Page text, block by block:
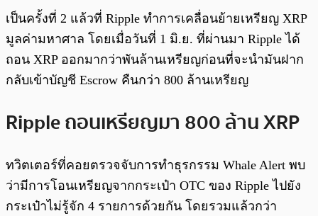
เป็นครั้งที่ 2 แล้วที่ Ripple ทำการเคลื่อนย้ายเหรียญ XRP
มูลค่ามหาศาล โดยเมื่อวันที่ 1 มิ.ย. ที่ผ่านมา Ripple ได้
ถอน XRP ออกมากว่าพันล้านเหรียญก่อนที่จะนำมันฝาก
กลับเข้าบัญชี Escrow คืนกว่า 800 ล้านเหรียญ
Ripple ถอนเหรียญมา 800 ล้าน XRP
ทวิตเตอร์ที่คอยตรวจจับการทำธุรกรรม Whale Alert พบ
ว่ามีการโอนเหรียญจากกระเป๋า OTC ของ Ripple ไปยัง
กระเป๋าไม่รู้จัก 4 รายการด้วยกัน โดยรวมแล้วกว่า